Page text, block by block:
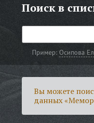
Поиск в
Пример:Осипова
Вы можете
данных